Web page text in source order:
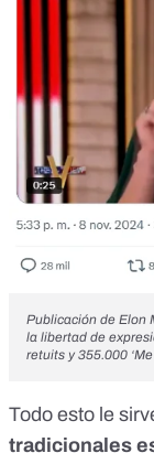
Publicación de Elon
la libertad de
retuits y 355.000 ‘Me
Todo esto le
tradicionales